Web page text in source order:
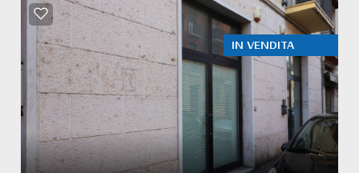
IN VENDITA